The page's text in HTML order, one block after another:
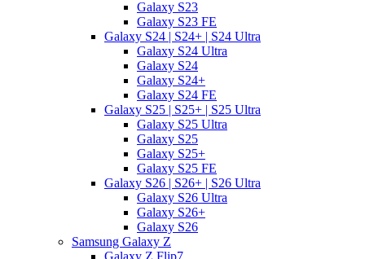
Galaxy S23
Galaxy S23 FE
Galaxy S24 | S24+ | S24 Ultra
Galaxy S24 Ultra
Galaxy S24
Galaxy S24+
Galaxy S24 FE
Galaxy S25 | S25+ | S25 Ultra
Galaxy S25 Ultra
Galaxy S25
Galaxy S25+
Galaxy S25 FE
Galaxy S26 | S26+ | S26 Ultra
Galaxy S26 Ultra
Galaxy S26+
Galaxy S26
Samsung Galaxy Z
Galaxy Z Flip7